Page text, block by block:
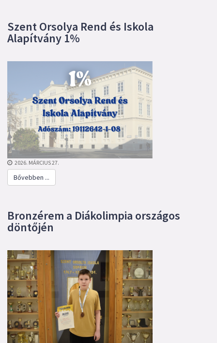
Szent Orsolya Rend és Iskola
Alapítvány 1%
2026. MÁRCIUS 27.
Bővebben ...
Bronzérem a Diákolimpia országos
döntőjén